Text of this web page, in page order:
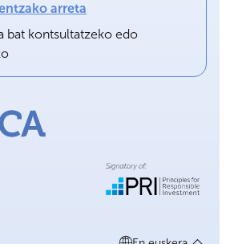
arreta
bat kontsultatzeko edo